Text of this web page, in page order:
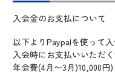
入会金のお支払について
以下よりPaypalを使って
入会時にお支払いいただ
年会費(4月〜3月)10,000円)